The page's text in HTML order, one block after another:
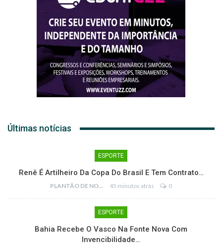
Últimas notícias
ESPORTE
Renê É Artilheiro Da Copa Do Brasil E Tem Contrato…
PLANTÃO DE NOTÍCIAS 45 minutos atrás 0
ESPORTE
Bahia Recebe O Vasco Na Fonte Nova Com
Invencibilidade…